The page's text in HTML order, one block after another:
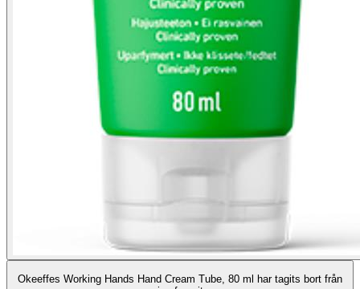
Okeeffes Working Hands Hand Cream Tube, 80 ml har tagits bort från